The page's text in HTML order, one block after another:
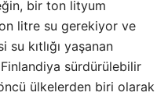
bir ton lityum
litre su gerekiyor ve
kıtlığı yaşanan
sürdürülebilir
ülkelerden biri olarak